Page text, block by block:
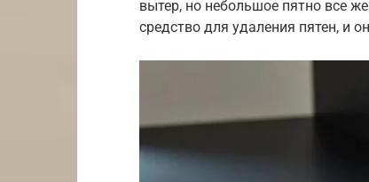
вытер, но небольшое пятно все
средство для удаления пятен, и